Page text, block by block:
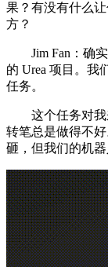
果？有没有什么
方？
Jim Fan：确实
的 Urea 项目。我
任务。
这个任务对我
转笔总是做得不
砸，但我们的机器